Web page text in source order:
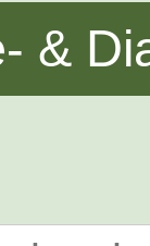
&